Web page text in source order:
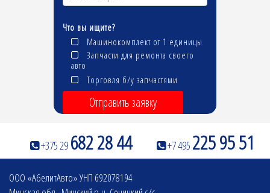
Что вы ищите?
Машинокомплект от 1 единицы
Запчасти для ремонта своего
авто
Торговля б/у запчастями
Отправить заявку
+375 29 682 28 44 +7 495 225 95 51
ООО «АбелитАвто» УНП 692078194